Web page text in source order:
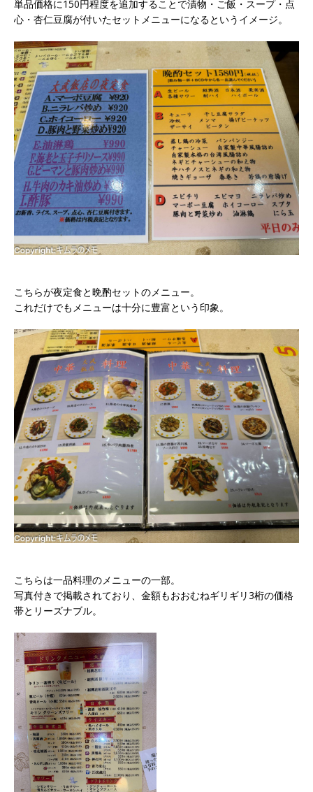
単品価格に150円程度を追加することで漬物・ご飯・スープ・点
心・杏仁豆腐が付いたセットメニューになるというイメージ。
こちらが夜定食と晩酌セットのメニュー。
これだけでもメニューは十分に豊富という印象。
こちらは一品料理のメニューの一部。
写真付きで掲載されており、金額もおおむねギリギリ3桁の価格
帯とリーズナブル。